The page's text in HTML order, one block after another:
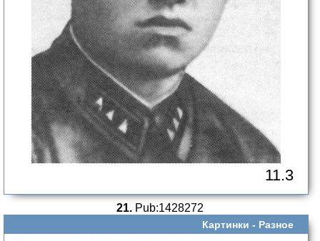
11.3
21. Pub:1428272
Картинки - Разное